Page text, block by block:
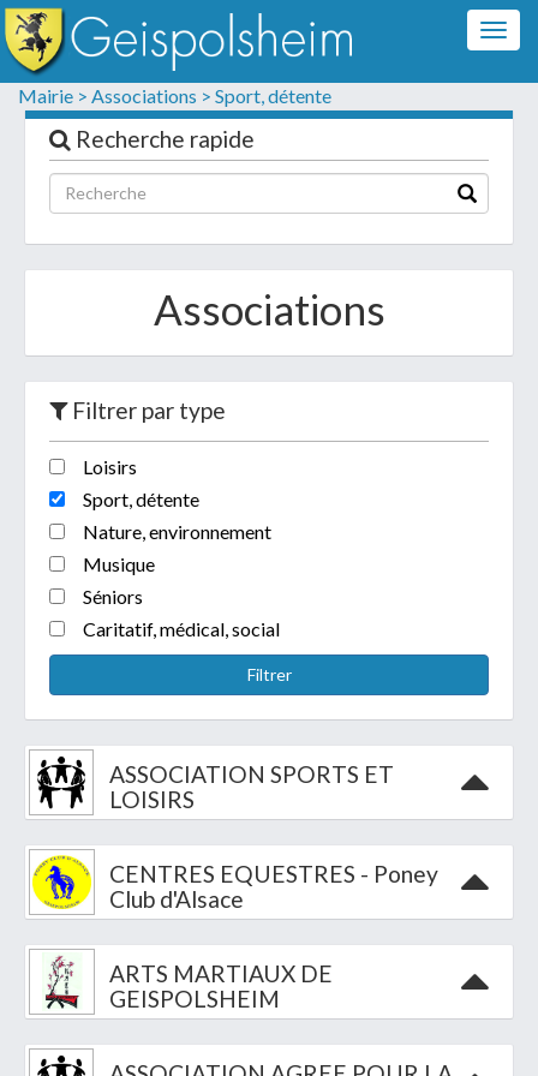
Mairie > Associations > Sport, détente
Recherche rapide
Associations
Filtrer par type
Loisirs
Sport, détente
Nature, environnement
Musique
Séniors
Caritatif, médical, social
Filtrer
ASSOCIATION SPORTS ET
LOISIRS
Président(e) :
CENTRES EQUESTRES - Poney
Club d'Alsace
ARTS MARTIAUX DE
GEISPOLSHEIM
Formulaire de contact
Les champs suivis d'un * sont obligatoires
Informations personnelles
Votre demande :
Télécharger votre fichier
Uniquement PDF (.pdf), JPEG (.jpeg / .jpg) ou
document WORD (.doc, .docx)
que mes données personnelles soient traitées par la
Mairie de Geispolsheim.